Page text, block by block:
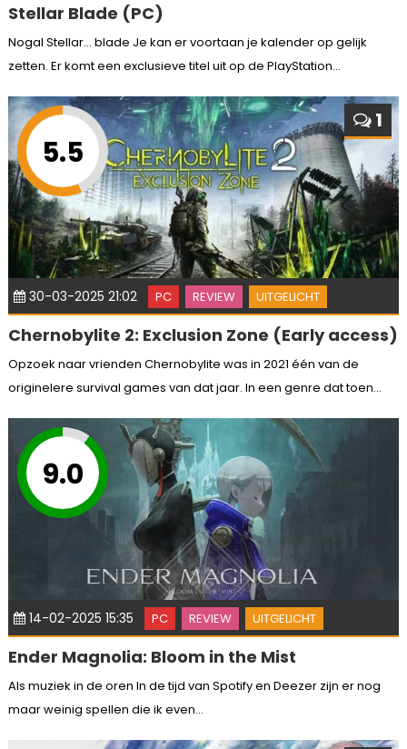
Stellar Blade (PC)
Nogal Stellar… blade Je kan er voortaan je kalender op gelijk
zetten. Er komt een exclusieve titel uit op de PlayStation...
5.5
1
30-03-2025 21:02 PC REVIEW UITGELICHT
Chernobylite 2: Exclusion Zone (Early access)
Opzoek naar vrienden Chernobylite was in 2021 één van de
originelere survival games van dat jaar. In een genre dat toen...
9.0
14-02-2025 15:35 PC REVIEW UITGELICHT
Ender Magnolia: Bloom in the Mist
Als muziek in de oren In de tijd van Spotify en Deezer zijn er nog
maar weinig spellen die ik even...